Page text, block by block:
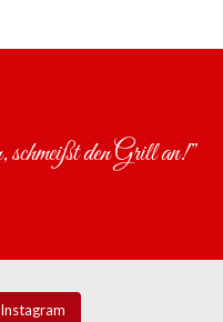
den Grill an!”